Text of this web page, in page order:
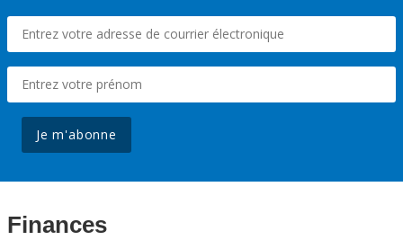
Je m'abonne
Finances